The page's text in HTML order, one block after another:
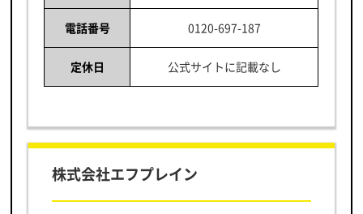
電話番号 0120-697-187
定休日 公式サイトに記載なし
株式会社エフプレイン